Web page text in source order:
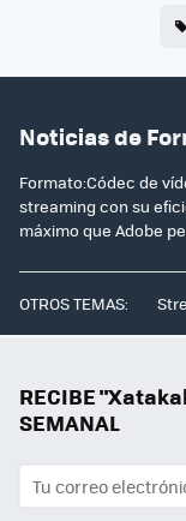
Noticias de
Formato:Códec de
streaming con su
máximo que Adobe
OTROS TEMAS:
RECIBE
SEMANAL